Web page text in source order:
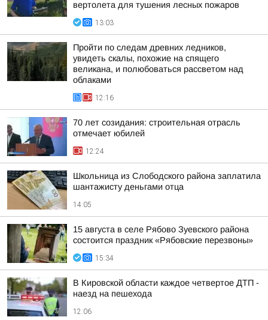
вертолета для тушения лесных пожаров
13:03
Пройти по следам древних ледников,
увидеть скалы, похожие на спящего
великана, и полюбоваться рассветом над
облаками
12:16
70 лет созидания: строительная отрасль
отмечает юбилей
12:24
Школьница из Слободского района заплатила
шантажисту деньгами отца
14:05
15 августа в селе Рябово Зуевского района
состоится праздник «Рябовские перезвоны»
15:34
В Кировской области каждое четвертое ДТП -
наезд на пешехода
12:06